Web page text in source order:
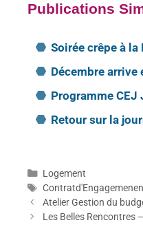
Publications
Soirée crêpe à
Décembre arrive
Programme CEJ
Retour sur la
Logement
Atelier Gestion du
Les Belles Rencontres